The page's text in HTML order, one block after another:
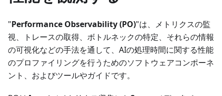
"Performance Observability (PO)"は、メトリクスの監
視、トレースの取得、ボトルネックの特定、それらの情報
の可視化などの手法を通して、AIの処理時間に関する性能
のプロファイリングを行うためのソフトウェアコンポーネ
ント、およびツールやガイドです。